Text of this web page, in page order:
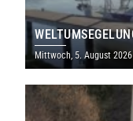
Mittwoch, 5. August 2026